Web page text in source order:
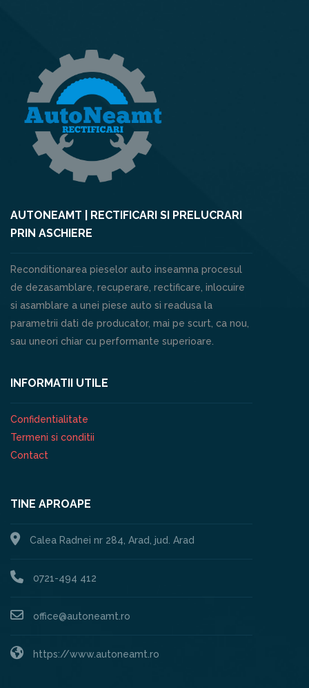
AUTONEAMT | RECTIFICARI SI PRELUCRARI
PRIN ASCHIERE
Reconditionarea pieselor auto inseamna procesul
de dezasamblare, recuperare, rectificare, inlocuire
si asamblare a unei piese auto si readusa la
parametrii dati de producator, mai pe scurt, ca nou,
sau uneori chiar cu performante superioare.
INFORMATII UTILE
Confidentialitate
Termeni si conditii
Contact
TINE APROAPE
Calea Radnei nr 284, Arad, jud. Arad
0721-494 412
office@autoneamt.ro
https://www.autoneamt.ro